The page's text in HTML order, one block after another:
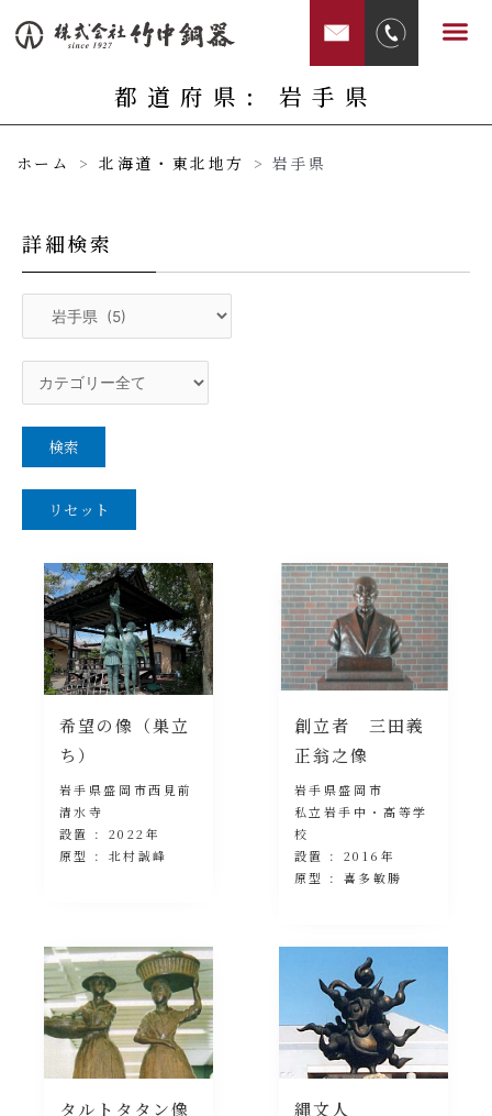
容
メ
ー
都道府県: 岩手県
ホーム > 北海道・東北地方 > 岩手県
詳細検索
希望の像（巣立
ち）
岩手県盛岡市西見前
清水寺
設置 : 2022年
原型 : 北村誠峰
創立者 三田義
正翁之像
岩手県盛岡市
私立岩手中・高等学
校
設置 : 2016年
原型 : 喜多敏勝
タルトタタン像 縄文人